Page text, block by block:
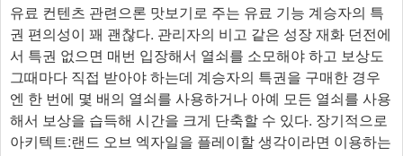
유료 컨텐츠 관련으론 맛보기로 주는 유료 기능 계승자의 특
권 편의성이 꽤 괜찮다. 관리자의 비고 같은 성장 재화 던전에
서 특권 없으면 매번 입장해서 열쇠를 소모해야 하고 보상도
그때마다 직접 받아야 하는데 계승자의 특권을 구매한 경우
엔 한 번에 몇 배의 열쇠를 사용하거나 아예 모든 열쇠를 사용
해서 보상을 습득해 시간을 크게 단축할 수 있다. 장기적으로
아키텍트:랜드 오브 엑자일을 플레이할 생각이라면 이용하는